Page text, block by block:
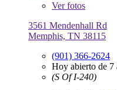
Verfotos
3561 Mendenhall Rd
Memphis, TN 38115
(901) 366-2624
Hoy abierto de 7
(S Of I-240)